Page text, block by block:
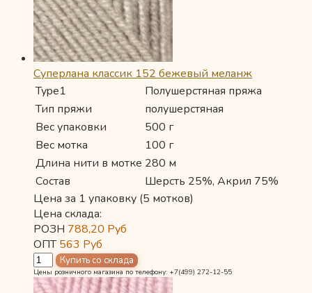
Суперлана классик 152 бежевый меланж
Type1
Полушерстяная пряжа
Тип пряжи
полушерстяная
Вес упаковки
500 г
Вес мотка
100 г
Длина нити в мотке 280 м
Состав
Шерсть 25%, Акрил 75%
Цена за 1 упаковку (5 мотков)
Цена склада:
РОЗН 788,20 Руб
ОПТ563 Руб
Цены розничного магазина по телефону: +7(499) 272-12-55